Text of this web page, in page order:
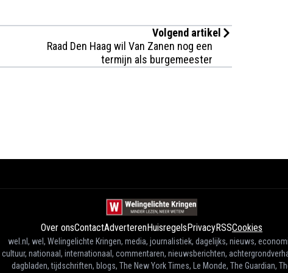
Volgend artikel
Raad Den Haag wil Van Zanen nog een
termijn als burgemeester
Over onsContactAdverterenHuisregelsPrivacyRSSCookies
wel.nl, wel, Welingelichte Kringen, media, journalistiek, dagelijks, nieuws,
cultuur, nationaal, internationaal, commentaren, nieuwsberichten,
dagbladen, tijdschriften, blogs, The New York Times, Le Monde, The Guardian,